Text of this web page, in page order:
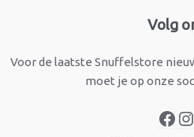
Volg
Voor de laatste Snuffelstore
moet je op onze